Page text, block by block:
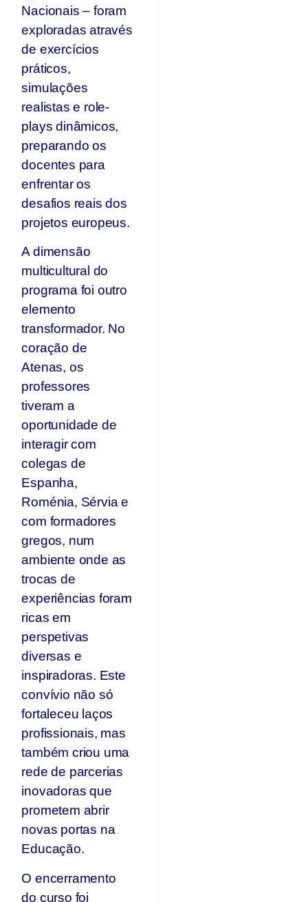
Nacionais – foram
exploradas através
de exercícios
práticos,
simulações
realistas e role-
plays dinâmicos,
preparando os
docentes para
enfrentar os
desafios reais dos
projetos europeus.
A dimensão
multicultural do
programa foi outro
elemento
transformador. No
coração de
Atenas, os
professores
tiveram a
oportunidade de
interagir com
colegas de
Espanha,
Roménia, Sérvia e
com formadores
gregos, num
ambiente onde as
trocas de
experiências foram
ricas em
perspetivas
diversas e
inspiradoras. Este
convívio não só
fortaleceu laços
profissionais, mas
também criou uma
rede de parcerias
inovadoras que
prometem abrir
novas portas na
Educação.
O encerramento
do curso foi